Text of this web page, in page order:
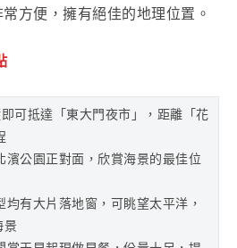
方便，擁有絕佳的地理位置。
可抵達「東大門夜市」，距離「花
濱公園正對面，欣賞海景的最佳位
均有大片落地窗，可眺望太平洋，
景